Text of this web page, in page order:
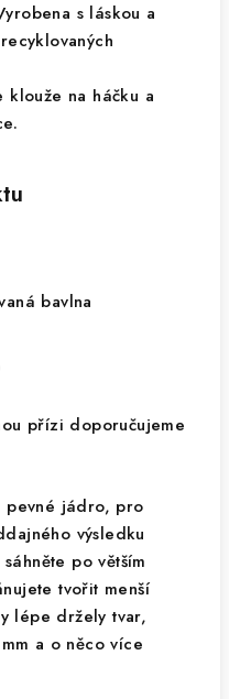
s láskou a
klouže na háčku a
bavlna
přízi doporučujeme
pevné jádro, pro
výsledku
po větším
tvořit menší
lépe držely tvar,
a o něco více